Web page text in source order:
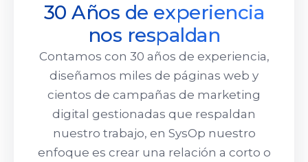
30 Años de experiencia
nos respaldan
Contamos con 30 años de experiencia,
diseñamos miles de páginas web y
cientos de campañas de marketing
digital gestionadas que respaldan
nuestro trabajo, en SysOp nuestro
enfoque es crear una relación a corto o